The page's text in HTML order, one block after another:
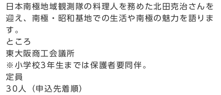
日本南極地域観測隊の料理人を務めた北田克治さんを
迎え、南極・昭和基地での生活や南極の魅力を語りま
す。
ところ
東大阪商工会議所
※小学校3年生までは保護者要同伴。
定員
30人（申込先着順）